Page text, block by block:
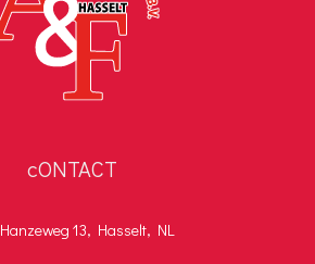
cONTACT
Hanzeweg 13, Hasselt, NL